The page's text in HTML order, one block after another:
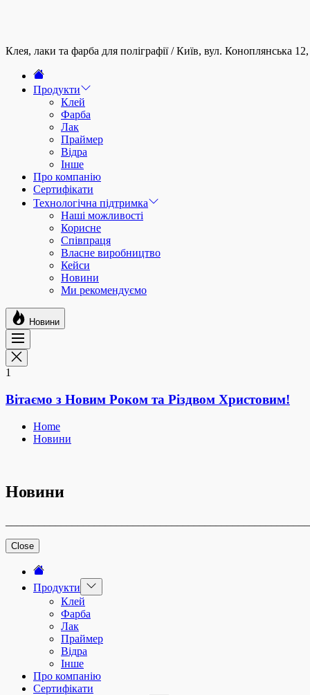
content
Клея, лаки та фарба для поліграфії / Київ, вул. Коноплянська
Продукти
Клей
Фарба
Лак
Праймер
Відра
Інше
Про компанію
Сертифікати
Технологічна підтримка
Наші можливості
Корисне
Співпраця
Власне виробництво
Кейси
Новини
Ми рекомендуємо
Новини
1
Вітаємо з Новим Роком та Різдвом Христовим!
Home
Новини
Новини
Close
Продукти
Show
sub
Клей
Фарба
Лак
Праймер
Відра
Інше
Про компанію
Сертифікати